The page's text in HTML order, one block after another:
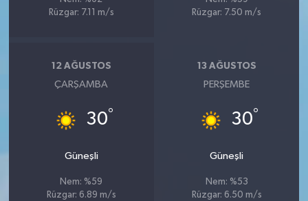
Rüzgar: 7.11 m/s
Rüzgar: 7.50 m/s
12 AĞUSTOS
ÇARŞAMBA
30°
Güneşli
Nem: %59
Rüzgar: 6.89 m/s
13 AĞUSTOS
PERŞEMBE
30°
Güneşli
Nem: %53
Rüzgar: 6.50 m/s